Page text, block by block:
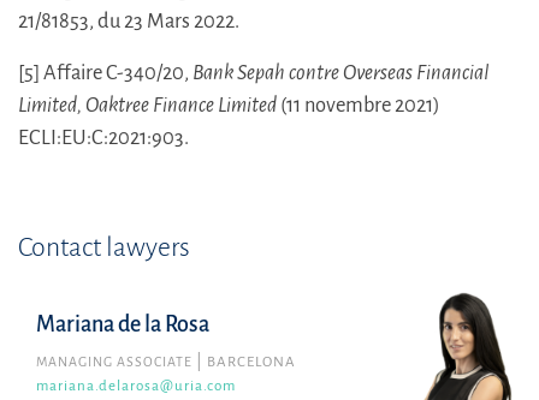
21/81853, du 23 Mars 2022.
[5] Affaire C-340/20, Bank Sepah contre Overseas Financial
Limited, Oaktree Finance Limited (11 novembre 2021)
ECLI:EU:C:2021:903.
Contact lawyers
Mariana de la Rosa
MANAGING ASSOCIATE
BARCELONA
mariana.delarosa@uria.com